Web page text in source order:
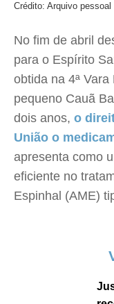
Crédito: Arquivo pessoal
No fim de abril
para o Espírito
obtida na 4ª
pequeno Cauã
dois anos, o
União o
apresenta como
eficiente no
Espinhal (AME)